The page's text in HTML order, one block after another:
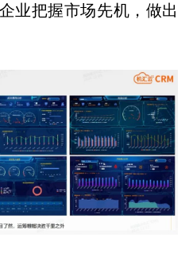
业把握市场先机，做出